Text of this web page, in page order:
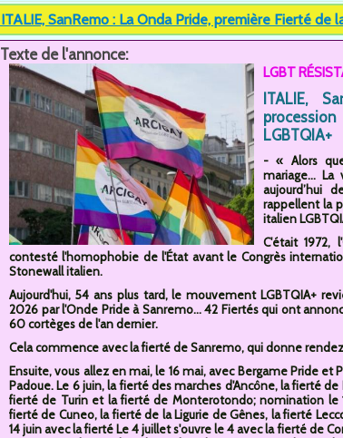
ITALIE, SanRemo : La Onda Pride, première Fierté de
Texte de l'annonce:
LGBT
ITALIE,
LGBTQIA+
- « Alors
mariage...
aujourd’hui
rappellent la
italien
C'était 1972,
contesté l'homophobie de l'État avant le Congrès
Stonewall italien.
Aujourd'hui, 54 ans plus tard, le mouvement LGBTQIA+
2026 par l'Onde Pride à Sanremo... 42 Fiertés qui ont
60 cortèges de l'an dernier.
Cela commence avec la fierté de Sanremo, qui donne
Ensuite, vous allez en mai, le 16 mai, avec Bergame Pride
Padoue. Le 6 juin, la fierté des marches d'Ancône, la fierté
fierté de Turin et la fierté de Monterotondo; nomination le
fierté de Cuneo, la fierté de la Ligurie de Gênes, la fierté
14 juin avec la fierté Le 4 juillet s'ouvre le 4 avec la fierté de